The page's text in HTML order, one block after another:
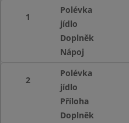
1
Polévka
jídlo
Doplněk
Nápoj
2
Polévka
jídlo
Příloha
Doplněk